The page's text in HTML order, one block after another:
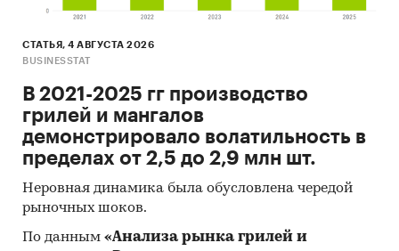
СТАТЬЯ, 4 АВГУСТА 2026
BUSINESSTAT
В 2021-2025 гг производство
грилей и мангалов
демонстрировало волатильность в
пределах от 2,5 до 2,9 млн шт.
Неровная динамика была обусловлена чередой
рыночных шоков.
По данным «Анализа рынка грилей и